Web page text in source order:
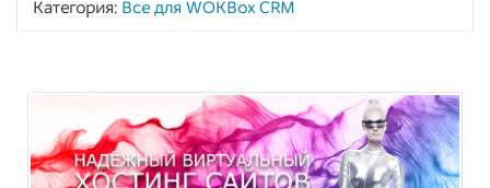
Категория: Все для WOKBox CRM